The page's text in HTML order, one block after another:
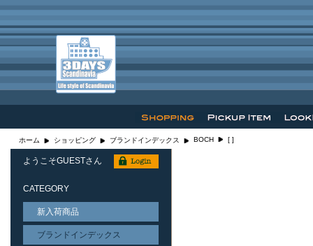
ホーム ショッピング ブランドインデックス BOCH [ ]
ようこそGUESTさん
CATEGORY
新入荷商品
ブランドインデックス